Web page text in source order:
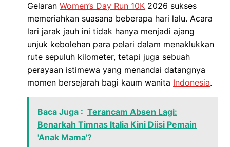
Gelaran Women’s Day Run 10K 2026 sukses
memeriahkan suasana beberapa hari lalu. Acara
lari jarak jauh ini tidak hanya menjadi ajang
unjuk kebolehan para pelari dalam menaklukkan
rute sepuluh kilometer, tetapi juga sebuah
perayaan istimewa yang menandai datangnya
momen bersejarah bagi kaum wanita Indonesia.
Baca Juga : Terancam Absen Lagi:
Benarkah Timnas Italia Kini Diisi Pemain
'Anak Mama'?